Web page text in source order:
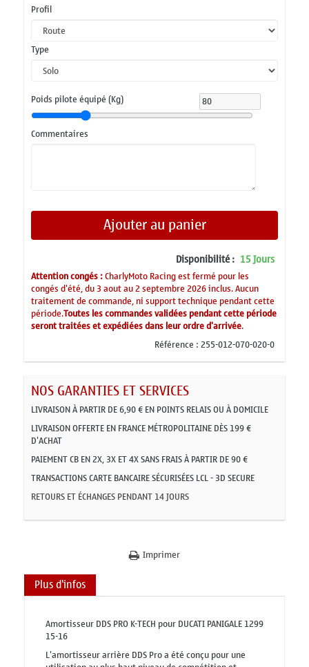
Profil
Type
Poids pilote équipé (Kg)
Commentaires
Ajouter au panier
Disponibilité : 15 Jours
Attention congés :CharlyMoto Racing est fermé pour les
congés d'été, du 3 aout au 2 septembre 2026 inclus. Aucun
traitement de commande, ni support technique pendant cette
période.Toutes les commandes validées pendant cette période
seront traitées et expédiées dans leur ordre d'arrivée.
Référence :255-012-070-020-0
NOS GARANTIES ET SERVICES
LIVRAISON À PARTIR DE 6,90 € EN POINTS RELAIS OU À DOMICILE
LIVRAISON OFFERTE EN FRANCE MÉTROPOLITAINE DÈS 199 €
D'ACHAT
PAIEMENT CB EN 2X, 3X ET 4X SANS FRAIS À PARTIR DE 90 €
TRANSACTIONS CARTE BANCAIRE SÉCURISÉES LCL - 3D SECURE
RETOURS ET ÉCHANGES PENDANT 14 JOURS
Imprimer
Plus d'infos
Amortisseur DDS PRO K-TECH pour DUCATI PANIGALE 1299
15-16
L'amortisseur arrière DDS Pro a été conçu pour une